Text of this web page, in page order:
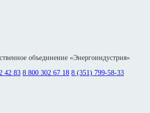
объединение «Энергоиндустрия»
42 83 8 800 302 67 18 8 (351) 799-58-33